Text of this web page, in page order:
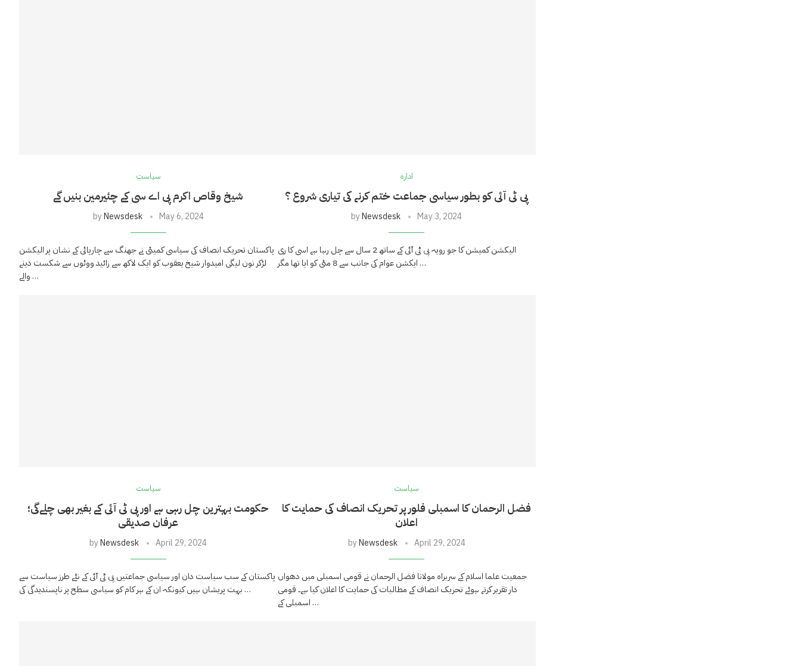
سیاست
شیخ وقاص اکرم پی اے سی کے چئیرمین بنیں گے
byNewsdesk May 6, 2024
پاکستان تحریک انصاف کی سیاسی کمیٹی نے جھنگ سے چارپائی کے نشان پر الیکشن
لڑکر نون لیگی امیدوار شیخ یعقوب کو ایک لاکھ سے زائید ووٹوں سے شکست دینے
والے …
ادارہ
پی ٹی آئی کو بطور سیاسی جماعت ختم کرنے کی تیاری شروع ؟
byNewsdesk May 3, 2024
الیکشن کمیشن کا جو رویہ پی ٹی آئی کے ساتھ 2 سال سے چل رہا ہے اسی کا ری
ایکشن عوام کی جانب سے 8 مئی کو ایا تھا مگر …
سیاست
حکومت بہترین چل رہی ہے اور پی ٹی آئی کے بغیر بھی چلےگی؛
عرفان صدیقی
byNewsdesk April 29, 2024
پاکستان کے سب سیاست دان اور سیاسی جماعتیں پی ٹی آئی کے نئے طرز سیاست سے
بہت پریشان ہیں کیونکہ ان کے ہر کام کو سیاسی سطح پر ناپسندیدگی کی …
سیاست
فضل الرحمان کا اسمبلی فلور پر تحریک انصاف کی حمایت کا
اعلان
byNewsdesk April 29, 2024
جمعیت علما اسلام کے سربراہ مولانا فضل الرحمان نے قومی اسمبلی میں دھواں
دار تقریر کرتے ہوئے تحریک انصاف کے مطالبات کی حمایت کا اعلان کیا ہے۔ قومی
اسمبلی کے …